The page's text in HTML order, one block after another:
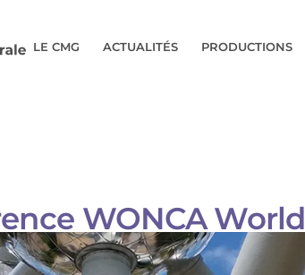
LE CMG ACTUALITÉS PRODUCTIONS
WONCA World